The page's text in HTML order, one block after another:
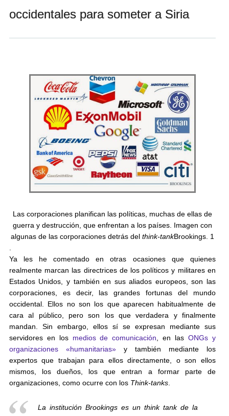
occidentales para someter a Siria
Las corporaciones planifican las políticas, muchas de ellas de
guerra y destrucción, que enfrentan a los países. Imagen con
algunas de las corporaciones detrás del think-tankBrookings. 1
Ya les he comentado en otras ocasiones que quienes
realmente marcan las directrices de los políticos y militares en
Estados Unidos, y también en sus aliados europeos, son las
corporaciones, es decir, las grandes fortunas del mundo
occidental. Ellos no son los que aparecen habitualmente de
cara al público, pero son los que verdadera y finalmente
mandan. Sin embargo, ellos sí se expresan mediante sus
servidores en los medios de comunicación , en las ONGs y
organizaciones «humanitarias»y también mediante los
expertos que trabajan para ellos directamente, o son ellos
mismos, los dueños, los que entran a formar parte de
organizaciones, como ocurre con los Think-tanks.
La institución Brookings es un think tank de la